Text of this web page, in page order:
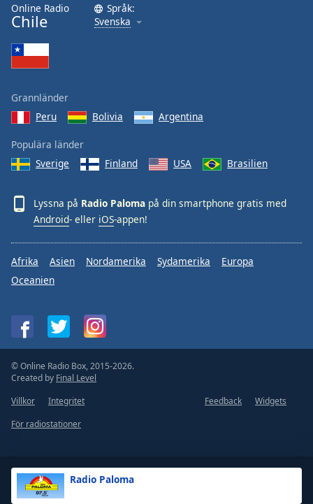
Radio Paloma
Online Radio
Chile
Språk:
Svenska
Grannländer
Peru
Bolivia Argentina
Populära länder
Sverige
Finland USA Brasilien
Lyssna på Radio Paloma på din smartphone gratis med
Android- eller iOS-appen!
Afrika Asien Nordamerika Sydamerika
Europa
Oceanien
© Online Radio Box, 2015-2026.
Created by Final Level
Villkor
Integritet Feedback
Widgets
För radiostationer